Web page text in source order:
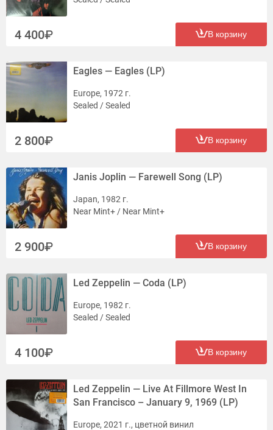
4 400 В корзину
Eagles — Eagles (LP)
Europe, 1972 г.
Sealed / Sealed
2 800 В корзину
Janis Joplin — Farewell Song (LP)
Japan, 1982 г.
Near Mint+ / Near Mint+
2 900 В корзину
Led Zeppelin — Coda (LP)
Europe, 1982 г.
Sealed / Sealed
4 100 В корзину
Led Zeppelin — Live At Fillmore West In
San Francisco – January 9, 1969 (LP)
Europe, 2021 г., цветной винил